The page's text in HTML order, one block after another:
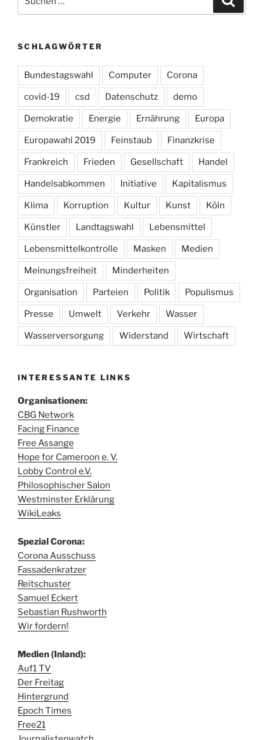
nach:
SCHLAGWÖRTER
Bundestagswahl Computer Corona
covid-19 csd Datenschutz demo
Demokratie Energie Ernährung Europa
Europawahl 2019 Feinstaub Finanzkrise
Frankreich Frieden Gesellschaft Handel
Handelsabkommen Initiative Kapitalismus
Klima Korruption Kultur Kunst Köln
Künstler Landtagswahl Lebensmittel
Lebensmittelkontrolle Masken Medien
Meinungsfreiheit Minderheiten
Organisation Parteien Politik Populismus
Presse Umwelt Verkehr Wasser
Wasserversorgung Widerstand Wirtschaft
INTERESSANTE LINKS
Organisationen:
CBG Network
Facing Finance
Free Assange
Hope for Cameroon e. V.
Lobby Control e.V.
Philosophischer Salon
Westminster Erklärung
WikiLeaks
Spezial Corona:
Corona Ausschuss
Fassadenkratzer
Reitschuster
Samuel Eckert
Sebastian Rushworth
Wir fordern!
Medien (Inland):
Auf1 TV
Der Freitag
Hintergrund
Epoch Times
Free21